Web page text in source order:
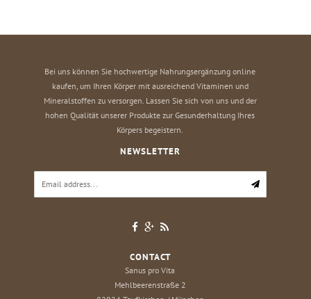
Bei uns können Sie hochwertige Nahrungsergänzung online
kaufen, um Ihren Körper mit ausreichend Vitaminen und
Mineralstoffen zu versorgen. Lassen Sie sich von uns und der
hohen Qualität unserer Produkte zur Gesunderhaltung Ihres
Körpers begeistern.
NEWSLETTER
CONTACT
Sanus pro Vita
Mehlbeerenstraße 2